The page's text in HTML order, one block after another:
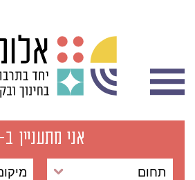
אני מתעניין
תחום